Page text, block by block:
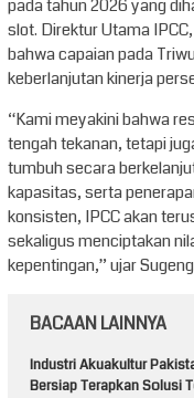
pada tahun 2026 yang
slot. Direktur Utama
bahwa capaian pada
keberlanjutan kinerja
“Kami meyakini bahwa
tengah tekanan, tetapi
tumbuh secara
kapasitas, serta
konsisten, IPCC akan
sekaligus menciptakan
kepentingan,” ujar
BACAAN LAINNYA
Industri Akuakultur
Bersiap Terapkan Solusi